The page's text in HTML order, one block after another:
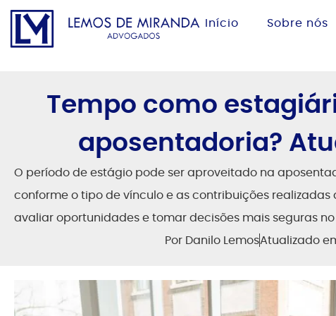
Início Sobre nós
Tempo como
aposentadoria?
O período de estágio pode ser aproveitado na
conforme o tipo de vínculo e as contribuições realizadas
avaliar oportunidades e tomar decisões mais seguras
PorDanilo LemosAtualizado